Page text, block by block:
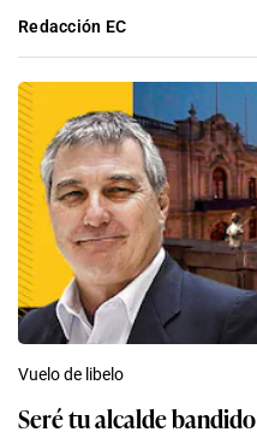
Redacción EC
Vuelo de libelo
Seré tu alcalde bandido